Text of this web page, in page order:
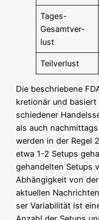
Tages-
Gesamt­ver­
lust
Teil­ver­lust
Die beschrie­be­ne
kre­tio­när und
schie­de­ner
als auch
wer­den in der Regel
etwa 1-2 Set­ups
gehan­del­ten Set­ups
Abhän­gig­keit von
aktu­el­len
ser Varia­bi­li­tät ist